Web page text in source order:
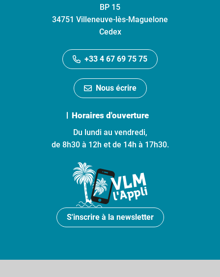
BP 15
34751 Villeneuve-lès-Maguelone
Cedex
+33 4 67 69 75 75
Nous écrire
Horaires d'ouverture
Du lundi au vendredi,
de 8h30 à 12h et de 14h à 17h30.
S'inscrire à la newsletter